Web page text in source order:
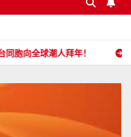
年！ 郑旭畅 副会长委